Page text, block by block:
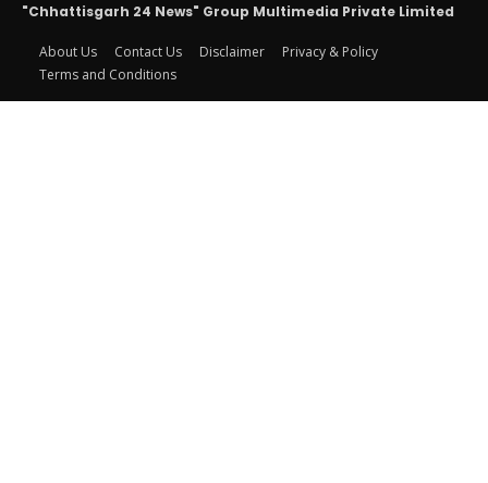
"Chhattisgarh 24 News" Group Multimedia Private Limited
About Us Contact Us Disclaimer
Privacy & Policy
Terms and Conditions